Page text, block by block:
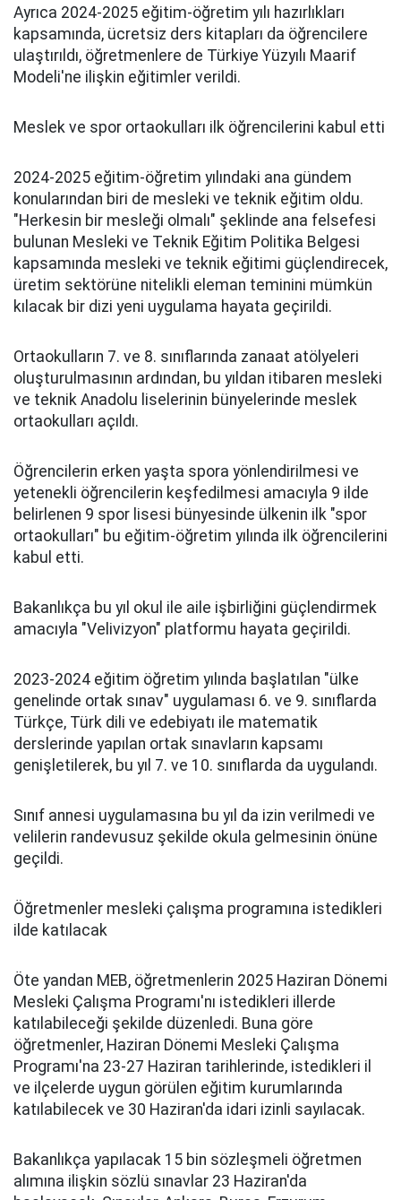
Ayrıca 2024-2025 eğitim-öğretim yılı hazırlıkları
kapsamında, ücretsiz ders kitapları da öğrencilere
ulaştırıldı, öğretmenlere de Türkiye Yüzyılı Maarif
Modeli'ne ilişkin eğitimler verildi.
Meslek ve spor ortaokulları ilk öğrencilerini kabul etti
2024-2025 eğitim-öğretim yılındaki ana gündem
konularından biri de mesleki ve teknik eğitim oldu.
"Herkesin bir mesleği olmalı" şeklinde ana felsefesi
bulunan Mesleki ve Teknik Eğitim Politika Belgesi
kapsamında mesleki ve teknik eğitimi güçlendirecek,
üretim sektörüne nitelikli eleman teminini mümkün
kılacak bir dizi yeni uygulama hayata geçirildi.
Ortaokulların 7. ve 8. sınıflarında zanaat atölyeleri
oluşturulmasının ardından, bu yıldan itibaren mesleki
ve teknik Anadolu liselerinin bünyelerinde meslek
ortaokulları açıldı.
Öğrencilerin erken yaşta spora yönlendirilmesi ve
yetenekli öğrencilerin keşfedilmesi amacıyla 9 ilde
belirlenen 9 spor lisesi bünyesinde ülkenin ilk "spor
ortaokulları" bu eğitim-öğretim yılında ilk öğrencilerini
kabul etti.
Bakanlıkça bu yıl okul ile aile işbirliğini güçlendirmek
amacıyla "Velivizyon" platformu hayata geçirildi.
2023-2024 eğitim öğretim yılında başlatılan "ülke
genelinde ortak sınav" uygulaması 6. ve 9. sınıflarda
Türkçe, Türk dili ve edebiyatı ile matematik
derslerinde yapılan ortak sınavların kapsamı
genişletilerek, bu yıl 7. ve 10. sınıflarda da uygulandı.
Sınıf annesi uygulamasına bu yıl da izin verilmedi ve
velilerin randevusuz şekilde okula gelmesinin önüne
geçildi.
Öğretmenler mesleki çalışma programına istedikleri
ilde katılacak
Öte yandan MEB, öğretmenlerin 2025 Haziran Dönemi
Mesleki Çalışma Programı'nı istedikleri illerde
katılabileceği şekilde düzenledi. Buna göre
öğretmenler, Haziran Dönemi Mesleki Çalışma
Programı'na 23-27 Haziran tarihlerinde, istedikleri il
ve ilçelerde uygun görülen eğitim kurumlarında
katılabilecek ve 30 Haziran'da idari izinli sayılacak.
Bakanlıkça yapılacak 15 bin sözleşmeli öğretmen
alımına ilişkin sözlü sınavlar 23 Haziran'da